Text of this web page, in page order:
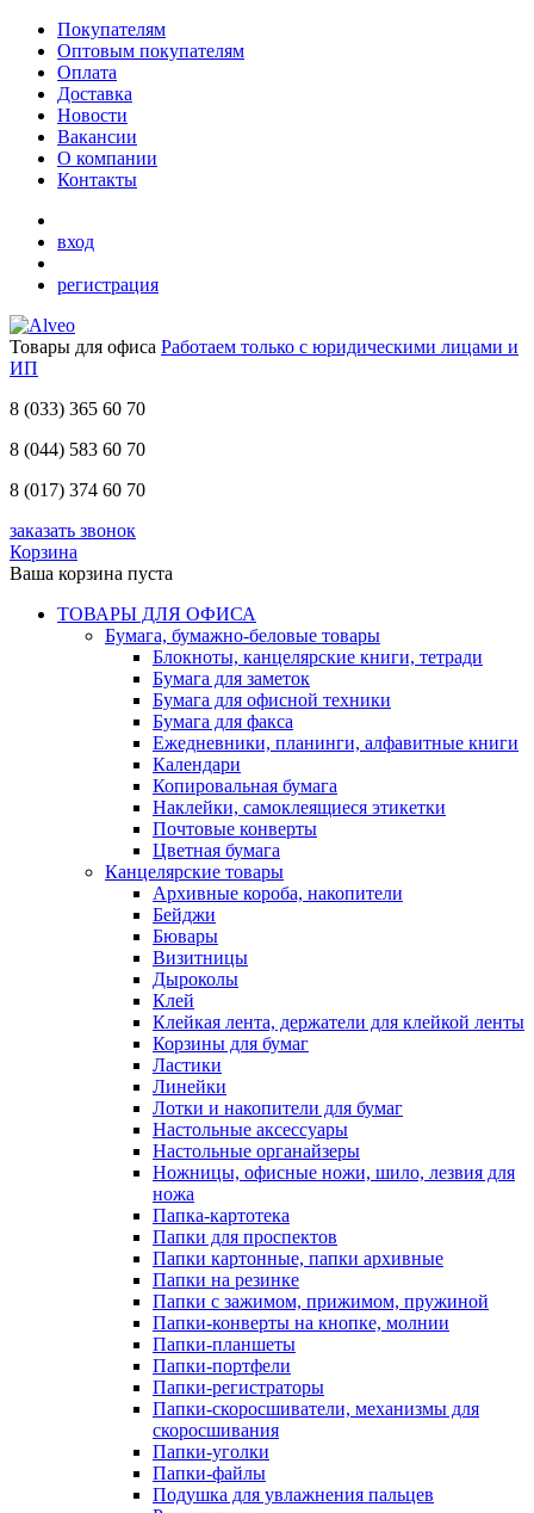
Покупателям
Оптовым покупателям
Оплата
Доставка
Новости
Вакансии
О компании
Контакты
вход
регистрация
Товары для офиса Работаем только с юридическими лицами и
ИП
8 (033) 365 60 70
8 (044) 583 60 70
8 (017) 374 60 70
заказать звонок
Корзина
Ваша корзина пуста
ТОВАРЫ ДЛЯ ОФИСА
Бумага, бумажно-беловые товары
Блокноты, канцелярские книги, тетради
Бумага для заметок
Бумага для офисной техники
Бумага для факса
Ежедневники, планинги, алфавитные книги
Календари
Копировальная бумага
Наклейки, самоклеящиеся этикетки
Почтовые конверты
Цветная бумага
Канцелярские товары
Архивные короба, накопители
Бейджи
Бювары
Визитницы
Дыроколы
Клей
Клейкая лента, держатели для клейкой ленты
Корзины для бумаг
Ластики
Линейки
Лотки и накопители для бумаг
Настольные аксессуары
Настольные органайзеры
Ножницы, офисные ножи, шило, лезвия для
ножа
Папка-картотека
Папки для проспектов
Папки картонные, папки архивные
Папки на резинке
Папки с зажимом, прижимом, пружиной
Папки-конверты на кнопке, молнии
Папки-планшеты
Папки-портфели
Папки-регистраторы
Папки-скоросшиватели, механизмы для
скоросшивания
Папки-уголки
Папки-файлы
Подушка для увлажнения пальцев